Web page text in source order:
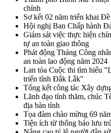
chính
Sơ kết 02 năm triển khai
Hội nghị Ban Chấp hành
Giám sát việc thực hiện
tự an toàn giao thông
Phát động Tháng Công
an toàn lao động năm 2024
Lan tỏa Cuộc thi tìm hiểu
triển tỉnh Đắk Lắk"
Tổng kết công tác Xây
Lãnh đạo tỉnh thăm, chúc
địa bàn tỉnh
Tọa đàm chào mừng 69
Tiện ích từ thông báo lưu